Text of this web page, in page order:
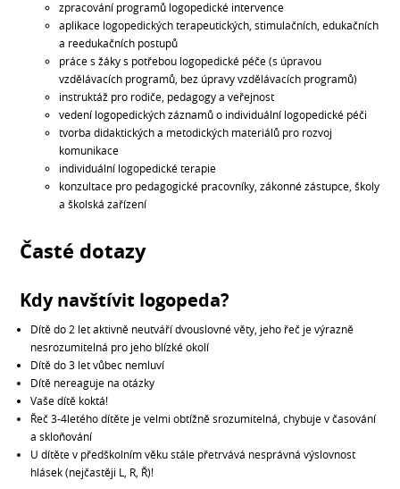
zpracování programů logopedické intervence
aplikace logopedických terapeutických, stimulačních, edukačních
a reedukačních postupů
práce s žáky s potřebou logopedické péče (s úpravou
vzdělávacích programů, bez úpravy vzdělávacích programů)
instruktáž pro rodiče, pedagogy a veřejnost
vedení logopedických záznamů o individuální logopedické péči
tvorba didaktických a metodických materiálů pro rozvoj
komunikace
individuální logopedické terapie
konzultace pro pedagogické pracovníky, zákonné zástupce, školy
a školská zařízení
Časté dotazy
Kdy navštívit logopeda?
Dítě do 2 let aktivně neutváří dvouslovné věty, jeho řeč je výrazně
nesrozumitelná pro jeho blízké okolí
Dítě do 3 let vůbec nemluví
Dítě nereaguje na otázky
Vaše dítě koktá!
Řeč 3-4letého dítěte je velmi obtížně srozumitelná, chybuje v časování
a skloňování
U dítěte v předškolním věku stále přetrvává nesprávná výslovnost
hlásek (nejčastěji L, R, Ř)!